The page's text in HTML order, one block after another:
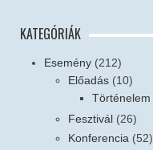
KATEGÓRIÁK
Esemény (212)
Előadás (10)
Történelem
Fesztivál (26)
Konferencia (52)